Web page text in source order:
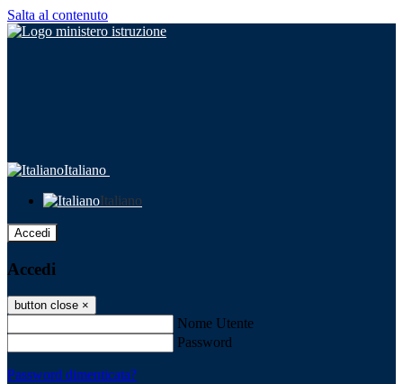
Salta al contenuto
Italiano
Italiano
Accedi
Accedi
button close ×
Nome Utente
Password
Password dimenticata?